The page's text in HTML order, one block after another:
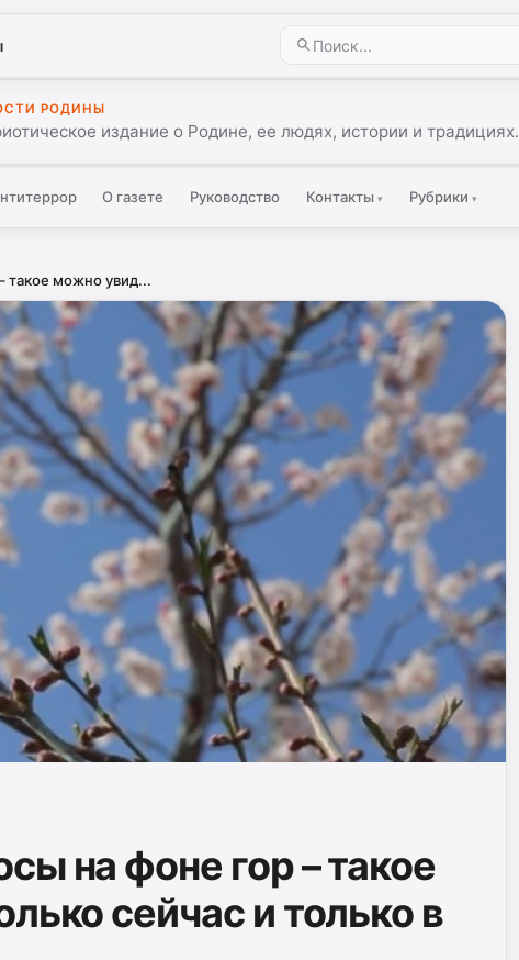
РОДИНЫ
издание о Родине, ее людях, истории и традициях.
О газете Руководство Контакты ▾ Рубрики ▾
такое можно увид...
на фоне гор – такое
сейчас и только в